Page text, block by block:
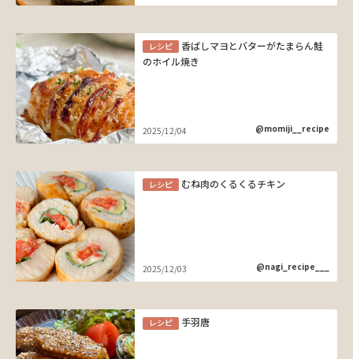
レシピ
香ばしマヨとバターがたまらん鮭
のホイル焼き
2025/12/04 @momiji__recipe
レシピ むね肉のくるくるチキン
2025/12/03 @nagi_recipe___
レシピ 手羽唐